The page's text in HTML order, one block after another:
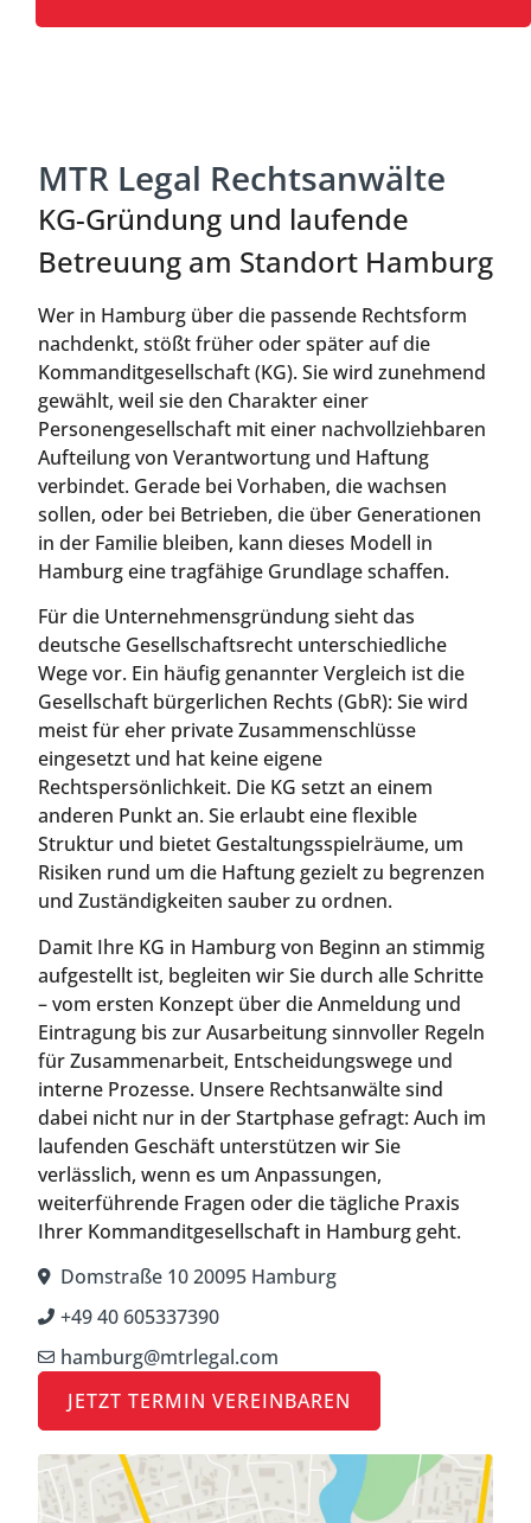
MTR Legal Rechtsanwälte
KG-Gründung und laufende
Betreuung am Standort Hamburg
Wer in Hamburg über die passende Rechtsform
nachdenkt, stößt früher oder später auf die
Kommanditgesellschaft (KG). Sie wird zunehmend
gewählt, weil sie den Charakter einer
Personengesellschaft mit einer nachvollziehbaren
Aufteilung von Verantwortung und Haftung
verbindet. Gerade bei Vorhaben, die wachsen
sollen, oder bei Betrieben, die über Generationen
in der Familie bleiben, kann dieses Modell in
Hamburg eine tragfähige Grundlage schaffen.
Für die Unternehmensgründung sieht das
deutsche Gesellschaftsrecht unterschiedliche
Wege vor. Ein häufig genannter Vergleich ist die
Gesellschaft bürgerlichen Rechts (GbR): Sie wird
meist für eher private Zusammenschlüsse
eingesetzt und hat keine eigene
Rechtspersönlichkeit. Die KG setzt an einem
anderen Punkt an. Sie erlaubt eine flexible
Struktur und bietet Gestaltungsspielräume, um
Risiken rund um die Haftung gezielt zu begrenzen
und Zuständigkeiten sauber zu ordnen.
Damit Ihre KG in Hamburg von Beginn an stimmig
aufgestellt ist, begleiten wir Sie durch alle Schritte
– vom ersten Konzept über die Anmeldung und
Eintragung bis zur Ausarbeitung sinnvoller Regeln
für Zusammenarbeit, Entscheidungswege und
interne Prozesse. Unsere Rechtsanwälte sind
dabei nicht nur in der Startphase gefragt: Auch im
laufenden Geschäft unterstützen wir Sie
verlässlich, wenn es um Anpassungen,
weiterführende Fragen oder die tägliche Praxis
Ihrer Kommanditgesellschaft in Hamburg geht.
Domstraße 10 20095 Hamburg
+49 40 605337390
hamburg@mtrlegal.com
JETZT TERMIN VEREINBAREN